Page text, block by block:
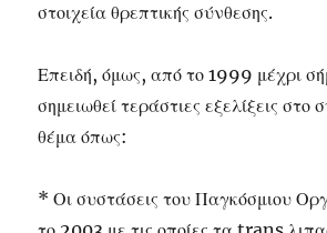
στοιχεία θρεπτικής σύνθεσης.
Επειδή, όμως, από το 1999 μέχρι
σημειωθεί τεράστιες εξελίξεις στο
θέμα όπως:
* Οι συστάσεις του Παγκόσμιου